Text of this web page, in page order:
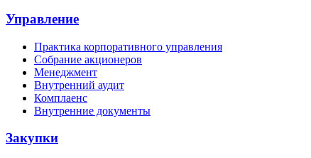
Управление
Практика корпоративного управления
Собрание акционеров
Менеджмент
Внутренний аудит
Комплаенс
Внутренние документы
Закупки